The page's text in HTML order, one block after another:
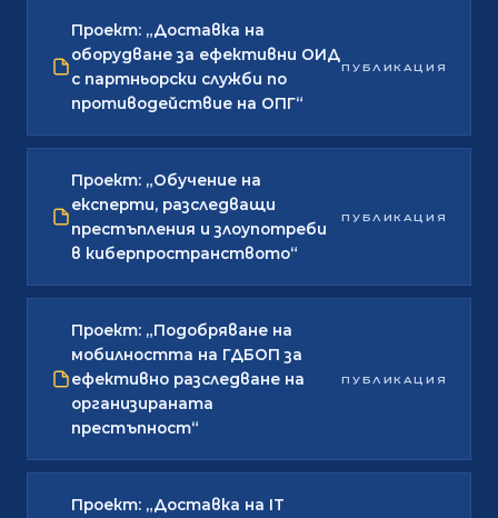
Проект: „Доставка на
оборудване за ефективни ОИД
с партньорски служби по
противодействие на ОПГ“
ПУБЛИКАЦИЯ
Проект: „Обучение на
експерти, разследващи
престъпления и злоупотреби
в киберпространството“
ПУБЛИКАЦИЯ
Проект: „Подобряване на
мобилността на ГДБОП за
ефективно разследване на
организираната
престъпност“
ПУБЛИКАЦИЯ
Проект: „Доставка на IT